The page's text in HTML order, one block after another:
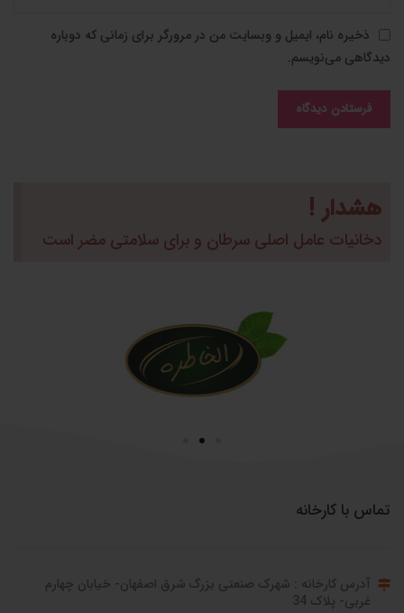
ذخیره نام، ایمیل و وبسایت من در مرورگر برای زمانی که دوباره
دیدگاهی می‌نویسم.
هشدار !
دخانیات عامل اصلی سرطان و برای سلامتی مضر است
تماس با کارخانه
آدرس کارخانه : شهرک صنعتی بزرگ شرق اصفهان- خیابان چهارم
غربی- پلاک 34